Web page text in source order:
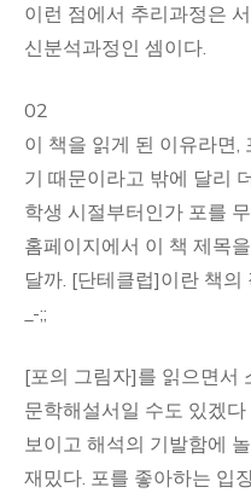
이런 점에서 추리과정은
신분석과정인 셈이다.
02
이 책을 읽게 된 이유라면
기 때문이라고 밖에 달리
학생 시절부터인가 포를
홈페이지에서 이 책 제목
달까. [단테클럽]이란 책
_-;;
[포의 그림자]를 읽으면서
문학해설서일 수도 있겠
보이고 해석의 기발함에
재밌다. 포를 좋아하는 입